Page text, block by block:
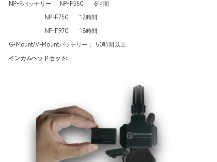
NP-Fバッテリー: NP-F550 6時間
NP-F750 12時間
NP-F970 18時間
G-Mount/V-Mountバッテリー： 50時間以上
インカムヘッドセット: